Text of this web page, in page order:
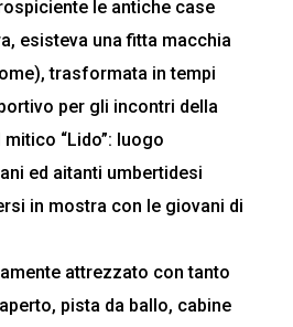
le antiche case
esisteva una fitta macchia
trasformata in tempi
per gli incontri della
“Lido”: luogo
ed aitanti umbertidesi
in mostra con le giovani di
attrezzato con tanto
pista da ballo, cabine